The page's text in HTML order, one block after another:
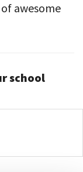
awesome
school